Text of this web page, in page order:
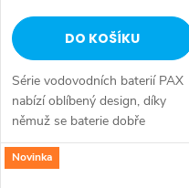
u
k
t
ů
u
k
t
ů
DO KOŠÍKU
Série vodovodních baterií PAX
nabízí oblíbený design, díky
němuž se baterie dobře
kombinují s ostatním zařízením
koupelny. Série: PAX • Barva:
Novinka